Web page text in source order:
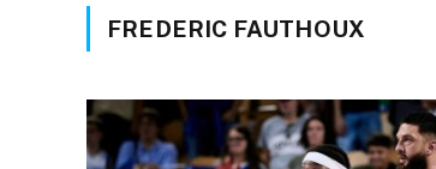
FREDERIC FAUTHOUX